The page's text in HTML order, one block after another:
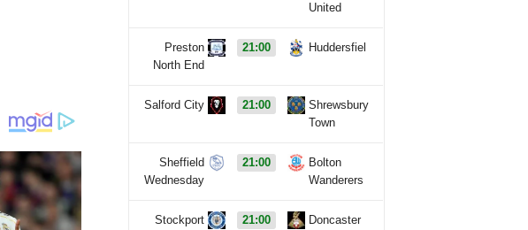
United
Preston
North End
21:00 Huddersfiel
Salford City 21:00
Shrewsbury
Town
Sheffield
Wednesday
21:00
Bolton
Wanderers
Stockport
21:00
Doncaster